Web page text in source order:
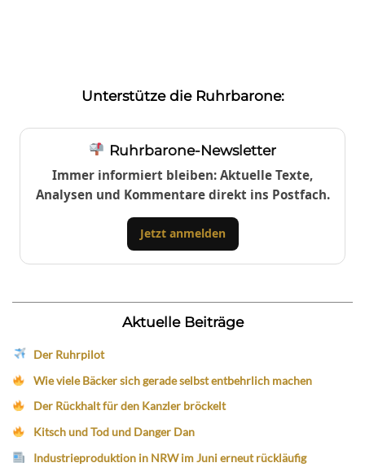
Unterstütze die Ruhrbarone:
Ruhrbarone-Newsletter
Immer informiert bleiben: Aktuelle Texte,
Analysen und Kommentare direkt ins Postfach.
Jetzt anmelden
Aktuelle Beiträge
Der Ruhrpilot
Wie viele Bäcker sich gerade selbst entbehrlich machen
Der Rückhalt für den Kanzler bröckelt
Kitsch und Tod und Danger Dan
Industrieproduktion in NRW im Juni erneut rückläufig